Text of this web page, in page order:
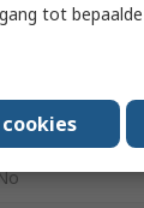
Electrical
tot